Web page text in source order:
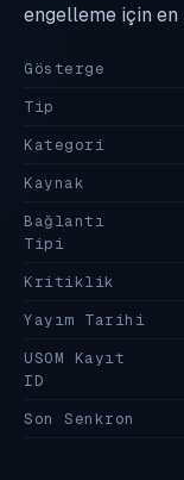
engelleme için en
Gösterge
Tip
Kategori
Kaynak
Bağlantı
Tipi
Kritiklik
Yayım Tarihi
USOM Kayıt
ID
Son Senkron